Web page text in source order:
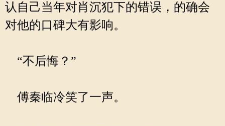
认自己当年对肖沉犯下的错误，的确会
对他的口碑大有影响。
“不后悔？”
傅秦临冷笑了一声。